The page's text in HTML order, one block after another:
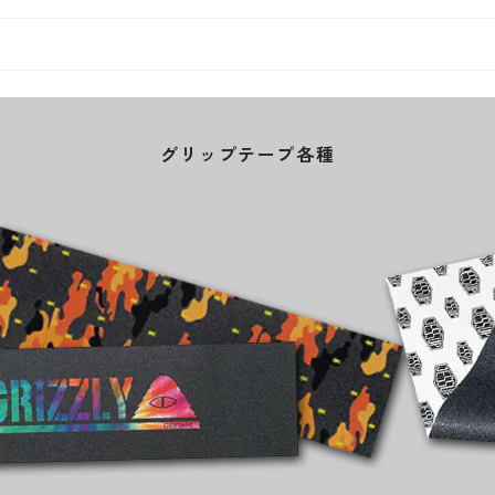
グリップテープ各種